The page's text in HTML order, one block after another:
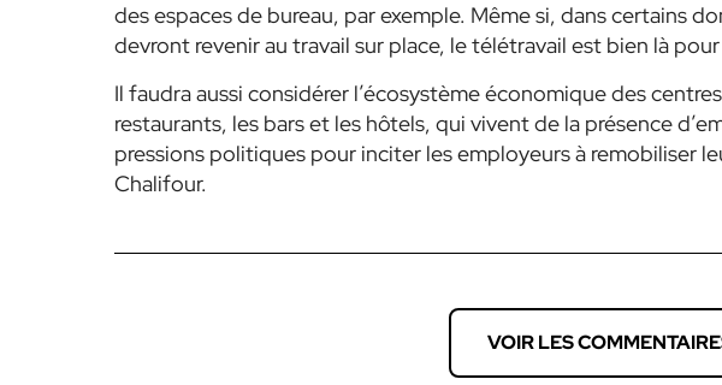
des espaces de bureau, par exemple. Même si, dans certains
devront revenir au travail sur place, le télétravail est bien là pour
Il faudra aussi considérer l’écosystème économique des
restaurants, les bars et les hôtels, qui vivent de la présence
pressions politiques pour inciter les employeurs à remobiliser
Chalifour.
VOIR LES